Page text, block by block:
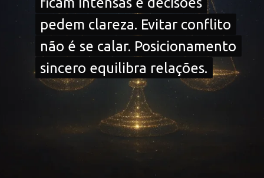
pedem clareza. Evitar conflito
não é se calar. Posicionamento
sincero equilibra relações.
pedem clareza. Evitar conflito
não é se calar. Posicionamento
sincero equilibra relações.